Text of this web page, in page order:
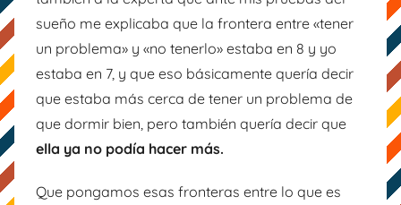
sueño me explicaba que la frontera entre «tener
un problema» y «no tenerlo» estaba en 8 y yo
estaba en 7, y que eso básicamente quería decir
que estaba más cerca de tener un problema de
que dormir bien, pero también quería decir que
ella ya no podía hacer más.
Que pongamos esas fronteras entre lo que es